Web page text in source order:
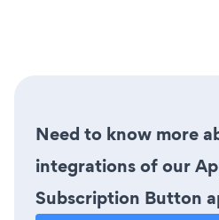
Need to know more
integrations of our
Subscription Button